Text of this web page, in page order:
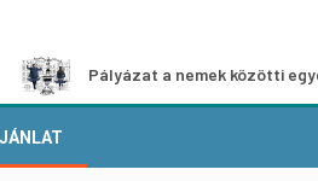
Pályázat a nemek közötti egyenlőség